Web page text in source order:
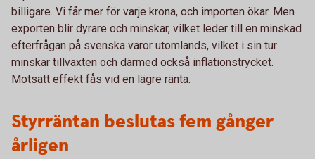
billigare. Vi får mer för varje krona, och importen ökar. Men
exporten blir dyrare och minskar, vilket leder till en minskad
efterfrågan på svenska varor utomlands, vilket i sin tur
minskar tillväxten och därmed också inflationstrycket.
Motsatt effekt fås vid en lägre ränta.
Styrräntan beslutas fem gånger
årligen